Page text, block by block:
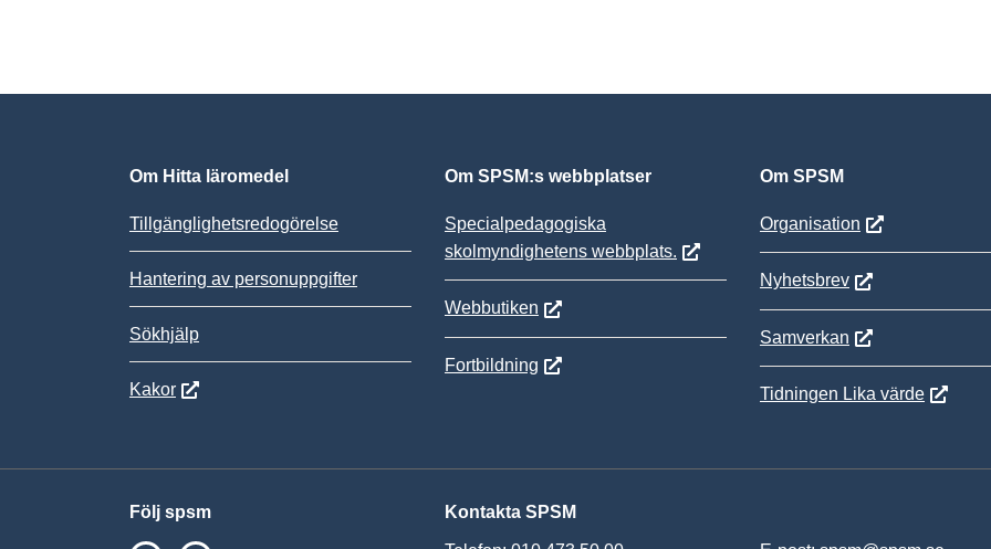
Om Hitta läromedel
Tillgänglighetsredogörelse
Hantering av personuppgifter
Sökhjälp
Kakor
Om SPSM:s webbplatser
Specialpedagogiska
skolmyndighetens webbplats.
Webbutiken
Fortbildning
Om SPSM
Organisation
Nyhetsbrev
Samverkan
Tidningen Lika värde
Följ spsm Kontakta SPSM